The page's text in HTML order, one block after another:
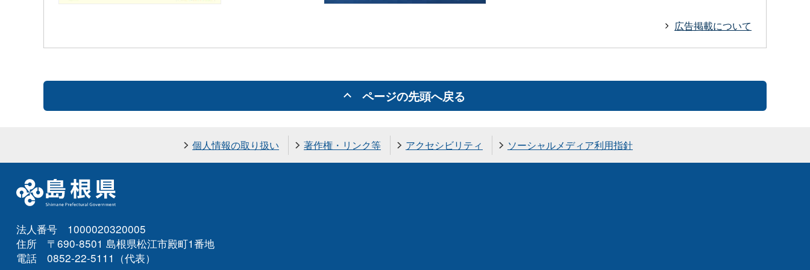
広告掲載について
ページの先頭へ戻る
個人情報の取り扱い 著作権・リンク等 アクセシビリティ ソーシャルメディア利用指針
法人番号 1000020320005
住所 〒690-8501 島根県松江市殿町1番地
電話 0852-22-5111（代表）